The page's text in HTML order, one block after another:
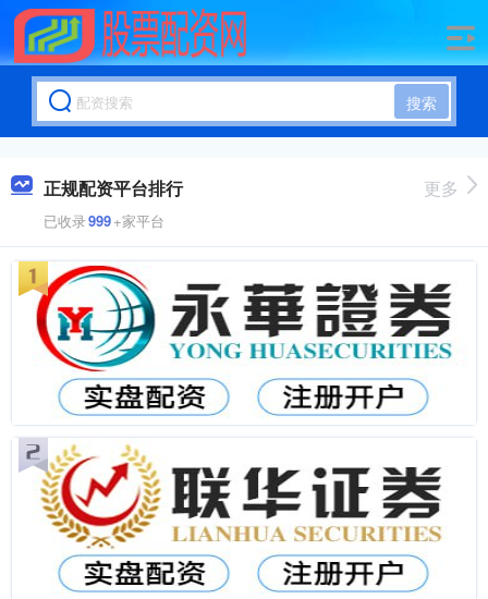
搜索
正规配资平台排行
已收录999+家平台
更多